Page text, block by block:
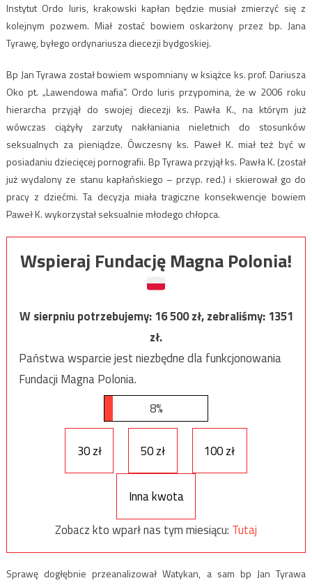
Instytut Ordo Iuris, krakowski kapłan będzie musiał zmierzyć się z
kolejnym pozwem. Miał zostać bowiem oskarżony przez bp. Jana
Tyrawę, byłego ordynariusza diecezji bydgoskiej.
Bp Jan Tyrawa został bowiem wspomniany w książce ks. prof. Dariusza
Oko pt. „Lawendowa mafia”. Ordo Iuris przypomina, że w 2006 roku
hierarcha przyjął do swojej diecezji ks. Pawła K., na którym już
wówczas ciążyły zarzuty nakłaniania nieletnich do stosunków
seksualnych za pieniądze. Ówczesny ks. Paweł K. miał też być w
posiadaniu dziecięcej pornografii. Bp Tyrawa przyjął ks. Pawła K. (został
już wydalony ze stanu kapłańskiego – przyp. red.) i skierował go do
pracy z dziećmi. Ta decyzja miała tragiczne konsekwencje bowiem
Paweł K. wykorzystał seksualnie młodego chłopca.
Wspieraj Fundację Magna Polonia!
W sierpniu potrzebujemy:16 500zł, zebraliśmy:1351
zł.
Państwa wsparcie jest niezbędne dla funkcjonowania
Fundacji Magna Polonia.
8%
30 zł 50 zł 100 zł
Inna kwota
Zobacz kto wparł nas tym miesiącu: Tutaj
Sprawę dogłębnie przeanalizował Watykan, a sam bp Jan Tyrawa